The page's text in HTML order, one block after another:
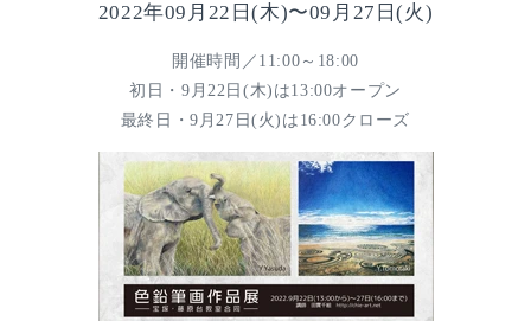
2022年09月22日(木)〜09月27日(火)
開催時間／11:00～18:00
初日・9月22日(木)は13:00オープン
最終日・9月27日(火)は16:00クローズ